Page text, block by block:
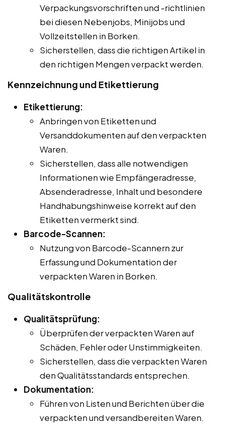
Verpackungsvorschriften und -richtlinien
bei diesen Nebenjobs, Minijobs und
Vollzeitstellen in Borken.
Sicherstellen, dass die richtigen Artikel in
den richtigen Mengen verpackt werden.
Kennzeichnung und Etikettierung
Etikettierung:
Anbringen von Etiketten und
Versanddokumenten auf den verpackten
Waren.
Sicherstellen, dass alle notwendigen
Informationen wie Empfängeradresse,
Absenderadresse, Inhalt und besondere
Handhabungshinweise korrekt auf den
Etiketten vermerkt sind.
Barcode-Scannen:
Nutzung von Barcode-Scannern zur
Erfassung und Dokumentation der
verpackten Waren in Borken.
Qualitätskontrolle
Qualitätsprüfung:
Überprüfen der verpackten Waren auf
Schäden, Fehler oder Unstimmigkeiten.
Sicherstellen, dass die verpackten Waren
den Qualitätsstandards entsprechen.
Dokumentation:
Führen von Listen und Berichten über die
verpackten und versandbereiten Waren.